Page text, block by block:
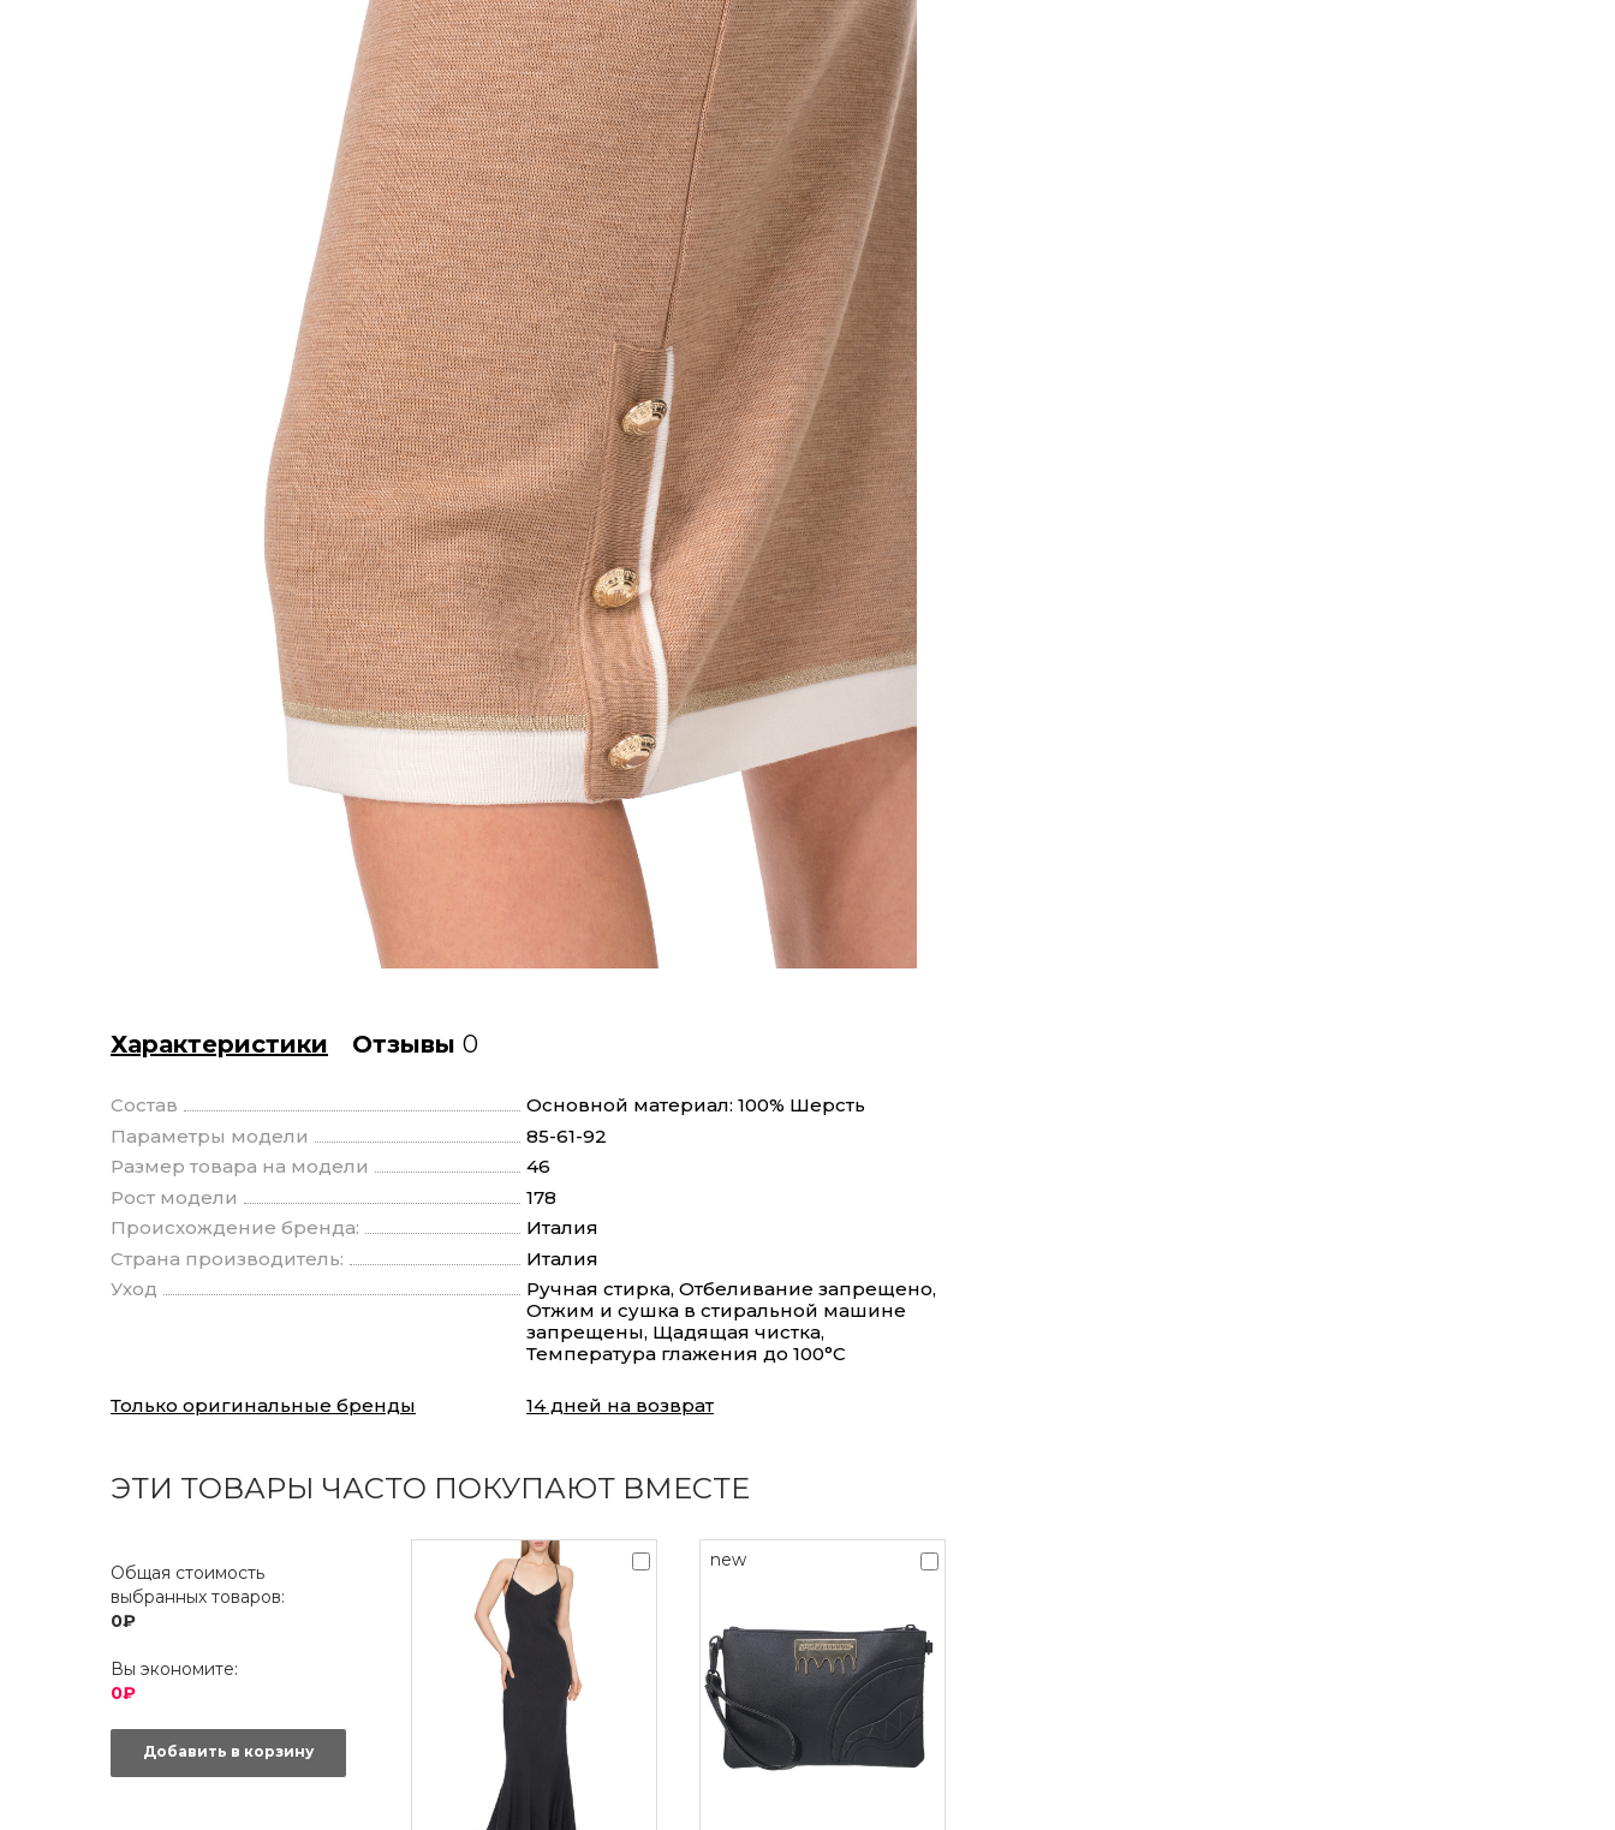
Характеристики Отзывы 0
Состав
Основной материал: 100% Шерсть
Параметры модели
85-61-92
Размер товара на модели
46
Рост модели
178
Происхождение бренда:
Италия
Страна производитель:
Италия
Уход
Ручная стирка, Отбеливание запрещено,
Отжим и сушка в стиральной машине
запрещены, Щадящая чистка,
Температура глажения до 100°С
Только оригинальные бренды 14 дней на возврат
ЭТИ ТОВАРЫ ЧАСТО ПОКУПАЮТ ВМЕСТЕ
Общая стоимость
выбранных товаров:
0₽
Вы экономите:
0₽
Добавить в корзину
new